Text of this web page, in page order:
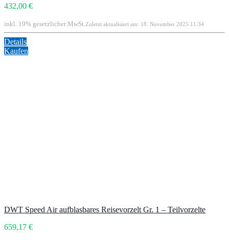
432,00 €
inkl. 19% gesetzlicher MwSt. Zuletzt aktualisiert am: 18. November 2025 11:34
Details
Kaufen
DWT Speed Air aufblasbares Reisevorzelt Gr. 1 – Teilvorzelte
659,17 €